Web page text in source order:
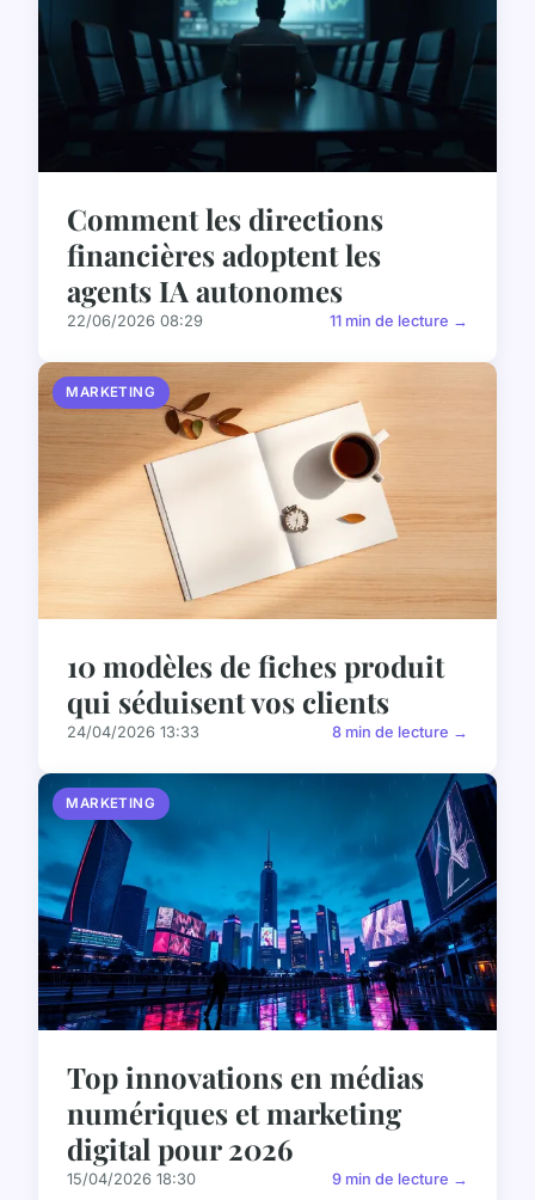
Comment les directions
financières adoptent les
agents IA autonomes
22/06/2026 08:29 11 min de lecture →
MARKETING
10 modèles de fiches produit
qui séduisent vos clients
24/04/2026 13:33 8 min de lecture →
MARKETING
Top innovations en médias
numériques et marketing
digital pour 2026
15/04/2026 18:30 9 min de lecture →